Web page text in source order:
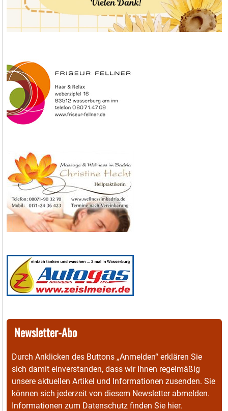
Newsletter-Abo
Durch Anklicken des Buttons „Anmelden“ erklären Sie
sich damit einverstanden, dass wir Ihnen regelmäßig
unsere aktuellen Artikel und Informationen zusenden. Sie
können sich jederzeit von diesem Newsletter abmelden.
Informationen zum Datenschutz finden Sie hier.